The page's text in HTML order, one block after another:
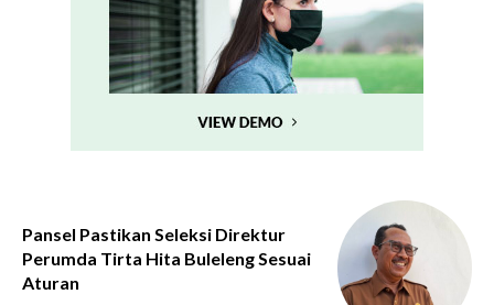
Pansel Pastikan Seleksi Direktur
Perumda Tirta Hita Buleleng Sesuai
Aturan